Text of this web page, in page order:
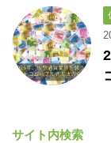
サイト内検索